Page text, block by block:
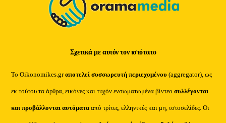
Σχετικά με αυτόν τον ιστότοπο
Το Oikonomikes.grαποτελεί συσσωρευτή περιεχομένου (aggregator), ως
εκ τούτου τα άρθρα, εικόνες και τυχόν ενσωματωμένα βίντεοσυλλέγονται
και προβάλλονται αυτόματααπό τρίτες, ελληνικές και μη, ιστοσελίδες. Οι